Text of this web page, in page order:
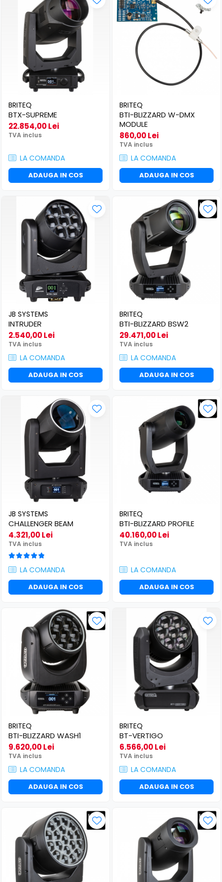
BRITEQ
BTX-SUPREME
22.854,00 Lei
TVA inclus
LA COMANDA
ADAUGA IN COS
BRITEQ
BTI-BLIZZARD W-DMX
MODULE
860,00 Lei
TVA inclus
LA COMANDA
ADAUGA IN COS
JB SYSTEMS
INTRUDER
2.540,00 Lei
TVA inclus
LA COMANDA
ADAUGA IN COS
BRITEQ
BTI-BLIZZARD BSW2
29.471,00 Lei
TVA inclus
LA COMANDA
ADAUGA IN COS
JB SYSTEMS
CHALLENGER BEAM
4.321,00 Lei
TVA inclus
LA COMANDA
ADAUGA IN COS
BRITEQ
BTI-BLIZZARD PROFILE
40.160,00 Lei
TVA inclus
LA COMANDA
ADAUGA IN COS
BRITEQ
BTI-BLIZZARD WASH1
9.620,00 Lei
TVA inclus
LA COMANDA
ADAUGA IN COS
BRITEQ
BT-VERTIGO
6.566,00 Lei
TVA inclus
LA COMANDA
ADAUGA IN COS